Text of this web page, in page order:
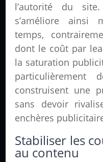
l’autorité du
s’améliore ainsi
temps,
dont le coût par
la saturation
construisent une
sans devoir
enchères
Stabiliser les
au contenu